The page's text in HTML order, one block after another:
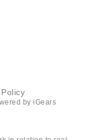
by iGears